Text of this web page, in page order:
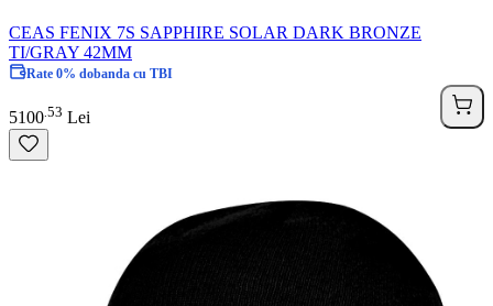
CEAS FENIX 7S SAPPHIRE SOLAR DARK BRONZE
TI/GRAY 42MM
Rate 0% dobanda cu TBI
5100 53 Lei